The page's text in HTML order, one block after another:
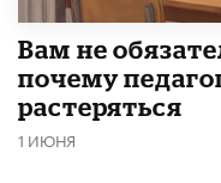
​Вам не
почему
растеряться
1 ИЮНЯ